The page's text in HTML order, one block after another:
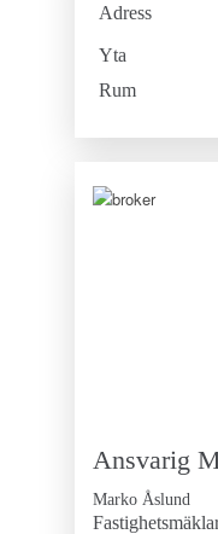
Föreningen är
fastighet. Mycket
kr/m²! I föreningen
makalöst vackra
modernt och
bokningsbar loggia
Adress
Yta
Rum
Ansvarig
Marko Åslund